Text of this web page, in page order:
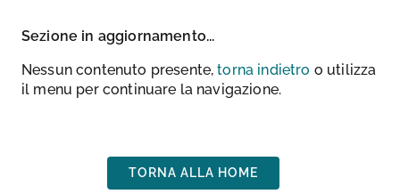
Sezione in aggiornamento...
Nessun contenuto presente,torna indietro o utilizza
il menu per continuare la navigazione.
TORNA ALLA HOME